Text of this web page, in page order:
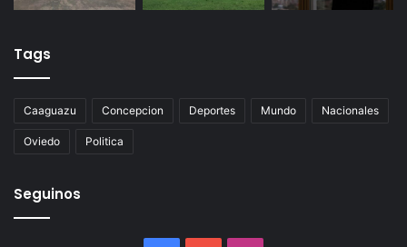
Tags
Caaguazu Concepcion Deportes Mundo Nacionales
Oviedo Politica
Seguinos